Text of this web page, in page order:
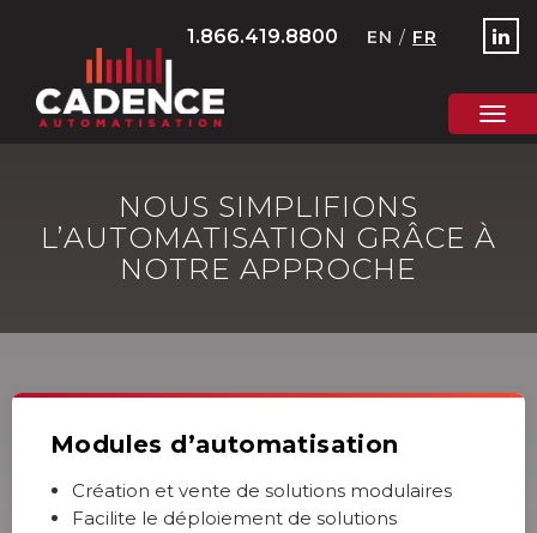
1.866.419.8800 EN / FR
NOUS SIMPLIFIONS
L’AUTOMATISATION GRÂCE À
NOTRE APPROCHE
Modules d’automatisation
Création et vente de solutions modulaires
Facilite le déploiement de solutions